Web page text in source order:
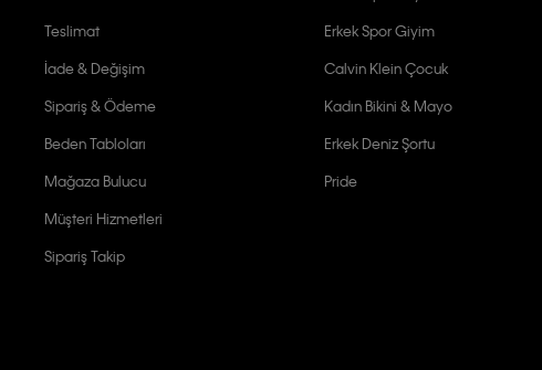
Teslimat
İade & Değişim
Sipariş & Ödeme
Beden Tabloları
Mağaza Bulucu
Müşteri Hizmetleri
Sipariş Takip
Erkek Spor Giyim
Calvin Klein Çocuk
Kadın Bikini & Mayo
Erkek Deniz Şortu
Pride